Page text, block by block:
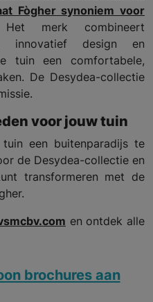
Fògher synoniem voor
merk combineert
innovatief design en
tuin een comfortabele,
De Desydea-collectie
voor jouw tuin
een buitenparadijs te
de Desydea-collectie en
transformeren met de
en ontdek alle
brochures aan